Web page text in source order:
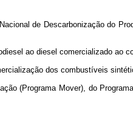
de Descarbonização do
ao diesel comercializado ao
dos combustíveis
(Programa Mover), do